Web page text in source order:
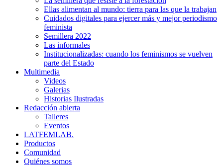
Ellas alimentan al mundo: tierra para las que la trabajan
Cuidados digitales para ejercer más y mejor periodismo
feminista
Semillera 2022
Las informales
Institucionalizadas: cuando los feminismos se vuelven
parte del Estado
Multimedia
Videos
Galerias
Historias Ilustradas
Redacción abierta
Talleres
Eventos
LATFEMLAB.
Productos
Comunidad
Quiénes somos